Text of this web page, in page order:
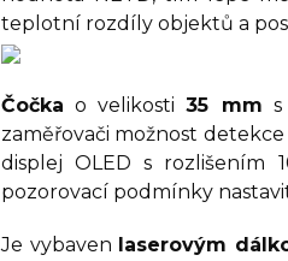
teplotní rozdíly objektů a
Čočka o velikosti35 mm
zaměřovači možnost detekce
displej OLED s rozlišením
pozorovací podmínky
Je vybaven laserovým